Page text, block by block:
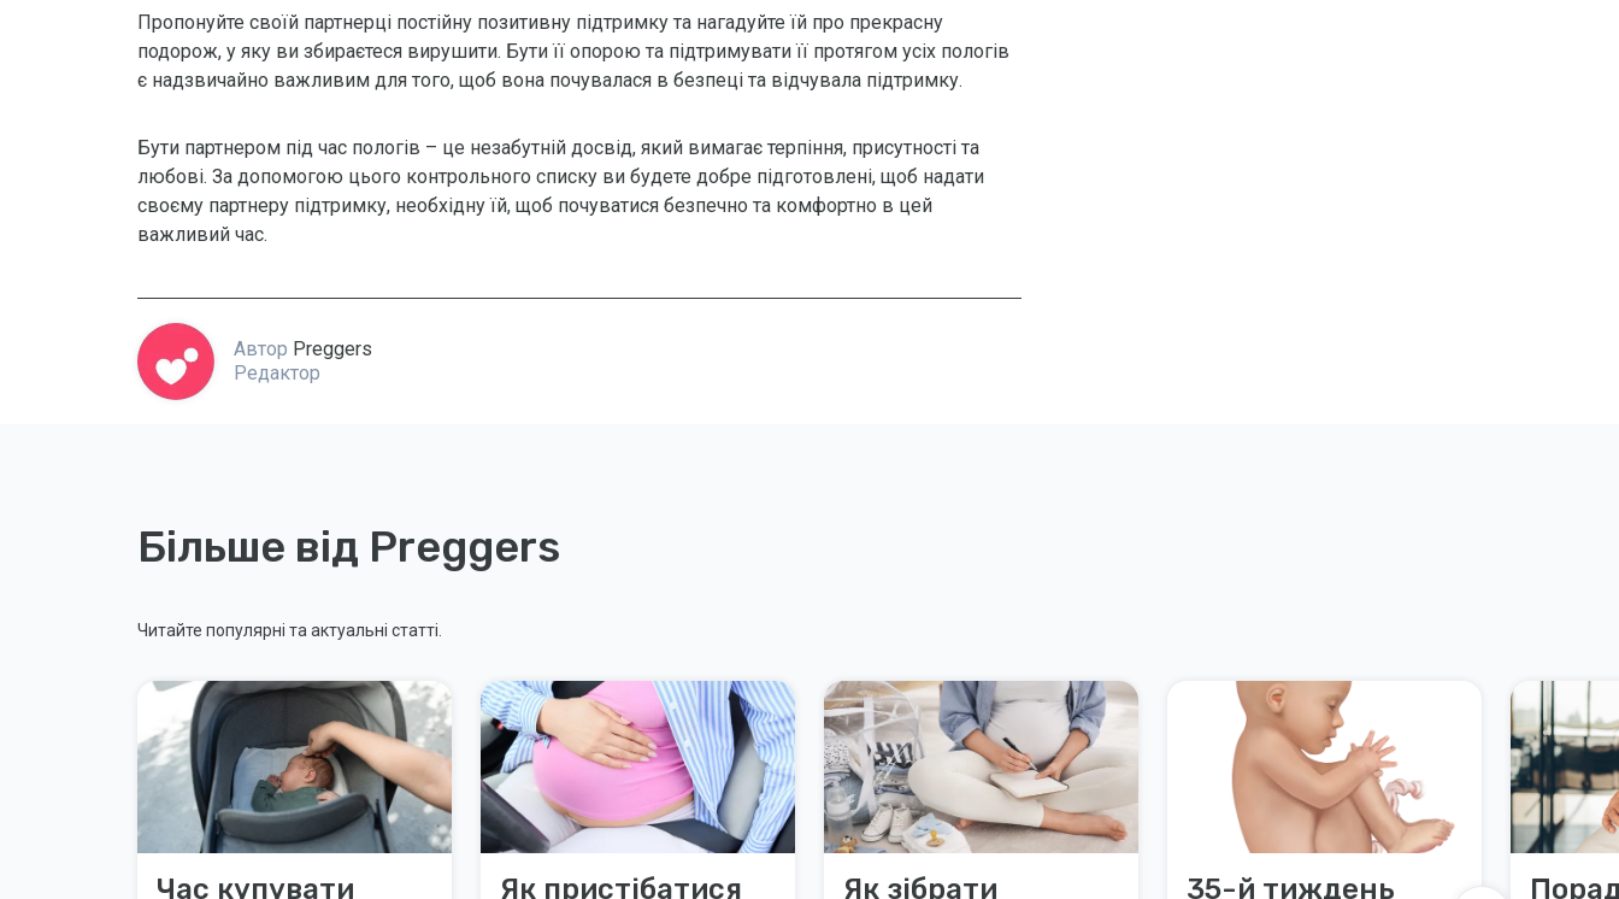
Пропонуйте своїй партнерці постійну позитивну підтримку та нагадуйте їй про прекрасну
подорож, у яку ви збираєтеся вирушити. ​​Бути її опорою та підтримувати її протягом усіх пологів
є надзвичайно важливим для того, щоб вона почувалася в безпеці та відчувала підтримку.
Бути партнером під час пологів – це незабутній досвід, який вимагає терпіння, присутності та
любові. За допомогою цього контрольного списку ви будете добре підготовлені, щоб надати
своєму партнеру підтримку, необхідну їй, щоб почуватися безпечно та комфортно в цей
важливий час.
Автор Preggers
Редактор
Більше від Preggers
Читайте популярні та актуальні статті.
Час купувати
Як пристібатися
Як зібрати
35-й тиждень